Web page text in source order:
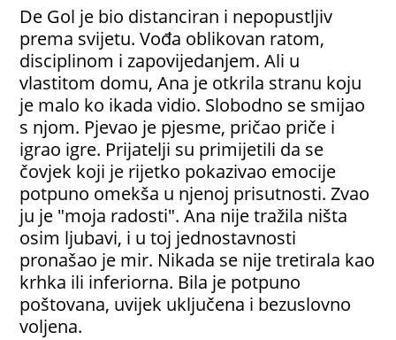
De Gol je bio distanciran i nepopustljiv
prema svijetu. Vođa oblikovan ratom,
disciplinom i zapovijedanjem. Ali u
vlastitom domu, Ana je otkrila stranu koju
je malo ko ikada vidio. Slobodno se smijao
s njom. Pjevao je pjesme, pričao priče i
igrao igre. Prijatelji su primijetili da se
čovjek koji je rijetko pokazivao emocije
potpuno omekša u njenoj prisutnosti. Zvao
ju je "moja radosti". Ana nije tražila ništa
osim ljubavi, i u toj jednostavnosti
pronašao je mir. Nikada se nije tretirala kao
krhka ili inferiorna. Bila je potpuno
poštovana, uvijek uključena i bezuslovno
voljena.